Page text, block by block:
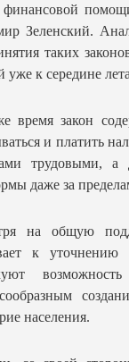
финансовой
Зеленский.
таких
уже к середине
время закон
и платить
трудовыми, а
даже за
на общую
к уточнению
населения.